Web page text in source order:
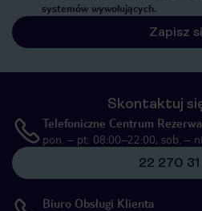
systemów wywołujących.
Zapisz
Skontaktuj
Telefoniczne Centrum
pon. – pt. 08:00–22:00, sob. –
22 270
Biuro Obsługi Klienta